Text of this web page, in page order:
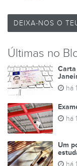
DEIXA-NOS O
Últimas no
há
há
Um